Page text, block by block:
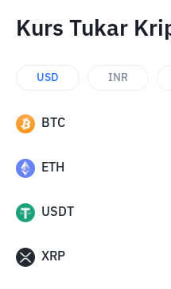
Kurs Tukar
USD INR
BTC
ETH
USDT
XRP